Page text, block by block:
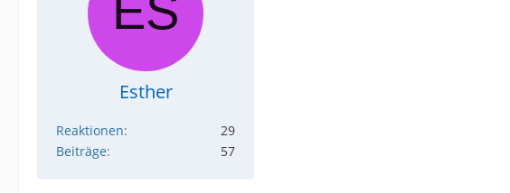
Esther
Reaktionen
29
Beiträge
57